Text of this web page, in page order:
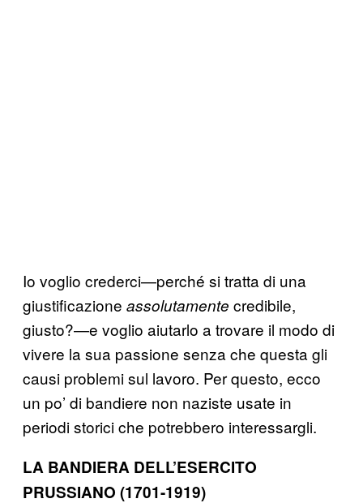
Io voglio crederci—perché si tratta di una
giustificazione assolutamente credibile,
giusto?—e voglio aiutarlo a trovare il modo di
vivere la sua passione senza che questa gli
causi problemi sul lavoro. Per questo, ecco
un po’ di bandiere non naziste usate in
periodi storici che potrebbero interessargli.
LA BANDIERA DELL’ESERCITO
PRUSSIANO (1701-1919)